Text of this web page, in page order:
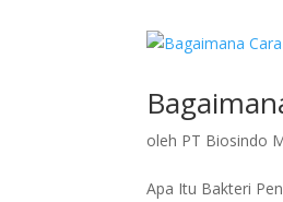
oleh PT Biosindo
Apa Itu Bakteri